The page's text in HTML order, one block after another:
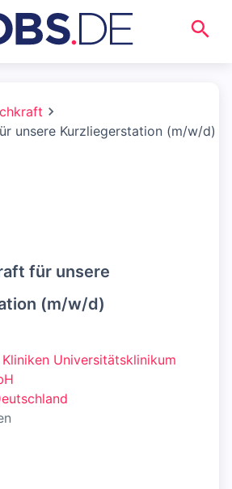
unsere Kurzliegerstation (m/w/d)
für unsere
(m/w/d)
Universitätsklinikum